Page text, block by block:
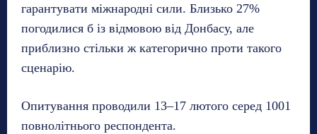
гарантувати міжнародні сили. Близько 27%
погодилися б із відмовою від Донбасу, але
приблизно стільки ж категорично проти такого
сценарію.
Опитування проводили 13–17 лютого серед 1001
повнолітнього респондента.